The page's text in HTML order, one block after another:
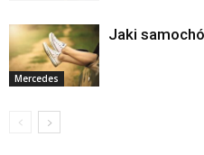
Mercedes
Jaki